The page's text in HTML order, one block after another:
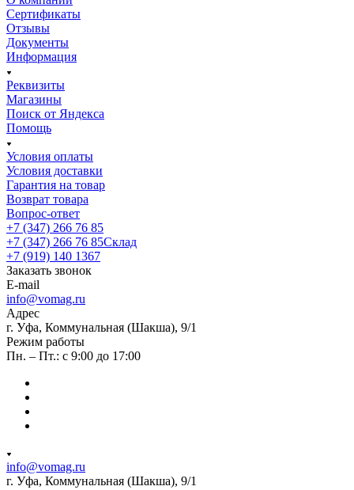
Сертификаты
Отзывы
Документы
Информация
Реквизиты
Магазины
Поиск от Яндекса
Помощь
Условия оплаты
Условия доставки
Гарантия на товар
Возврат товара
Вопрос-ответ
+7 (347) 266 76 85
+7 (347) 266 76 85Склад
+7 (919) 140 1367
Заказать звонок
E-mail
info@vomag.ru
Адрес
г. Уфа, Коммунальная (Шакша), 9/1
Режим работы
Пн. – Пт.: с 9:00 до 17:00
info@vomag.ru
г. Уфа, Коммунальная (Шакша), 9/1